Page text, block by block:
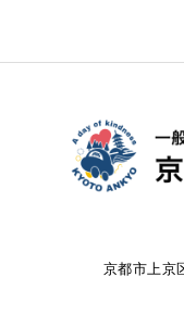
京都市上京